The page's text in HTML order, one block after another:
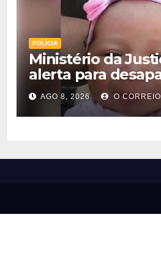
POLÍCIA
Ministério da
alerta para
de bebê de 28 dias
polícia apura
sequestro
AGO 8, 2026 O